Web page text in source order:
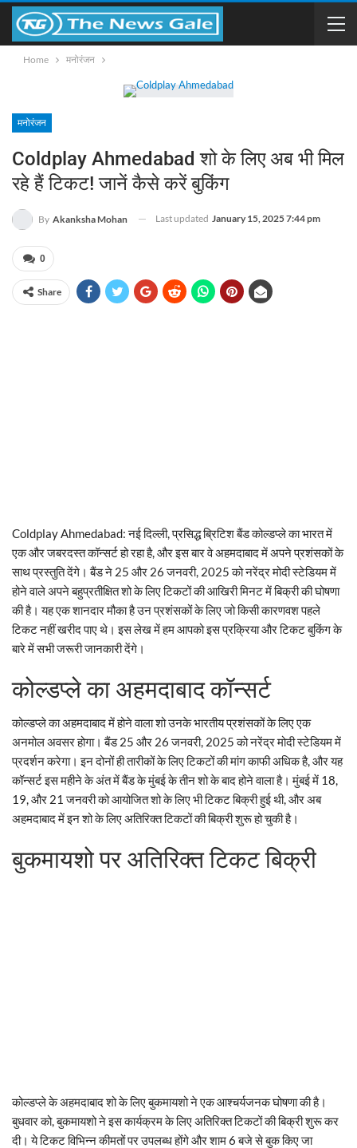
Home मनोरंजन
मनोरंजन
Coldplay Ahmedabad शो के लिए अब भी मिल
रहे हैं टिकट! जानें कैसे करें बुकिंग
By Akanksha Mohan Last updated January 15, 2025 7:44 pm
0
Share
Coldplay Ahmedabad: नई दिल्ली, प्रसिद्ध ब्रिटिश बैंड कोल्डप्ले का भारत में
एक और जबरदस्त कॉन्सर्ट हो रहा है, और इस बार वे अहमदाबाद में अपने प्रशंसकों के
साथ प्रस्तुति देंगे। बैंड ने 25 और 26 जनवरी, 2025 को नरेंद्र मोदी स्टेडियम में
होने वाले अपने बहुप्रतीक्षित शो के लिए टिकटों की आखिरी मिनट में बिक्री की घोषणा
की है। यह एक शानदार मौका है उन प्रशंसकों के लिए जो किसी कारणवश पहले
टिकट नहीं खरीद पाए थे। इस लेख में हम आपको इस प्रक्रिया और टिकट बुकिंग के
बारे में सभी जरूरी जानकारी देंगे।
कोल्डप्ले का अहमदाबाद कॉन्सर्ट
कोल्डप्ले का अहमदाबाद में होने वाला शो उनके भारतीय प्रशंसकों के लिए एक
अनमोल अवसर होगा। बैंड 25 और 26 जनवरी, 2025 को नरेंद्र मोदी स्टेडियम में
प्रदर्शन करेगा। इन दोनों ही तारीकों के लिए टिकटों की मांग काफी अधिक है, और यह
कॉन्सर्ट इस महीने के अंत में बैंड के मुंबई के तीन शो के बाद होने वाला है। मुंबई में 18,
19, और 21 जनवरी को आयोजित शो के लिए भी टिकट बिक्री हुई थी, और अब
अहमदाबाद में इन शो के लिए अतिरिक्त टिकटों की बिक्री शुरू हो चुकी है।
बुकमायशो पर अतिरिक्त टिकट बिक्री
कोल्डप्ले के अहमदाबाद शो के लिए बुकमायशो ने एक आश्चर्यजनक घोषणा की है।
बुधवार को, बुकमायशो ने इस कार्यक्रम के लिए अतिरिक्त टिकटों की बिक्री शुरू कर
दी। ये टिकट विभिन्न कीमतों पर उपलब्ध होंगे और शाम 6 बजे से बुक किए जा